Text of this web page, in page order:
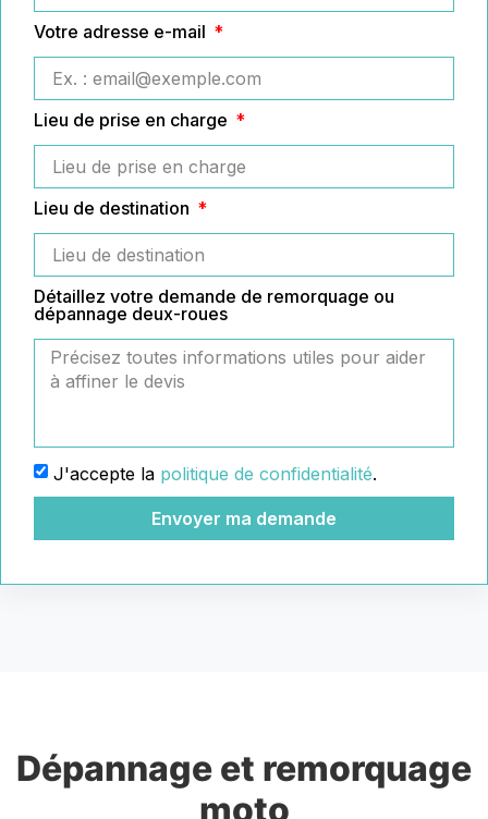
Votre adresse e-mail
Lieu de prise en charge
Lieu de destination
Détaillez votre demande de remorquage ou
dépannage deux-roues
J'accepte la politique de confidentialité.
Envoyer ma demande
Dépannage et remorquage
moto